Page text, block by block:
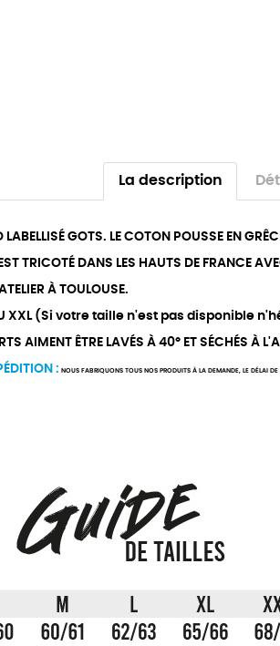
La description
GOTS. LE COTON POUSSE EN
TRICOTÉ DANS LES HAUTS DE FRANCE
À TOULOUSE.
XXL (Si votre taille n'est pas disponible
AIMENT ÊTRE LAVÉS À 40° ET SÉCHÉS À
: NOUS FABRIQUONS TOUS NOS PRODUITS À LA DEMANDE, LE DÉLAI